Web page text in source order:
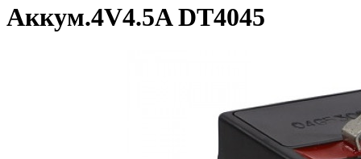
Аккум.4V4.5A DT4045